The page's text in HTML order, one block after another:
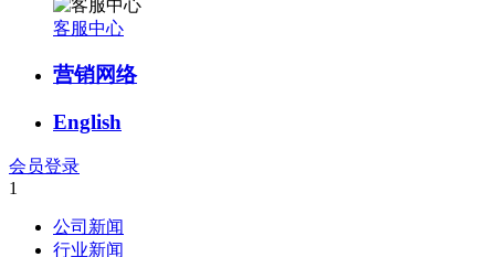
客服中心
营销网络
English
会员登录
1
公司新闻
行业新闻